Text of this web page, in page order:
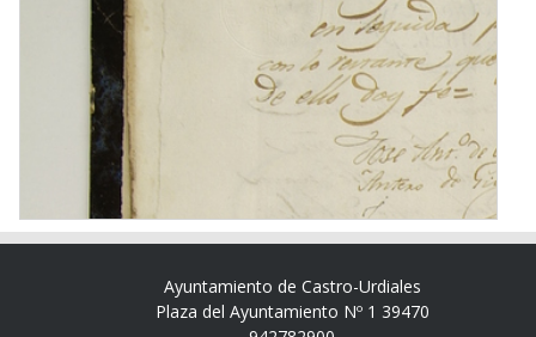
Ayuntamiento de Castro-Urdiales
Plaza del Ayuntamiento Nº 1 39470